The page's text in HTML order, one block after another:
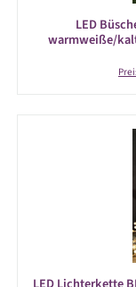
LED
warmweiße/